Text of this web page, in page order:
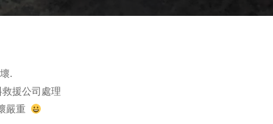
.
援公司處理
嚴重